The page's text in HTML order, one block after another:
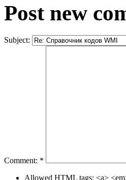
Post new
Subject:
Comment: *
Allowed HTML tags: <a>